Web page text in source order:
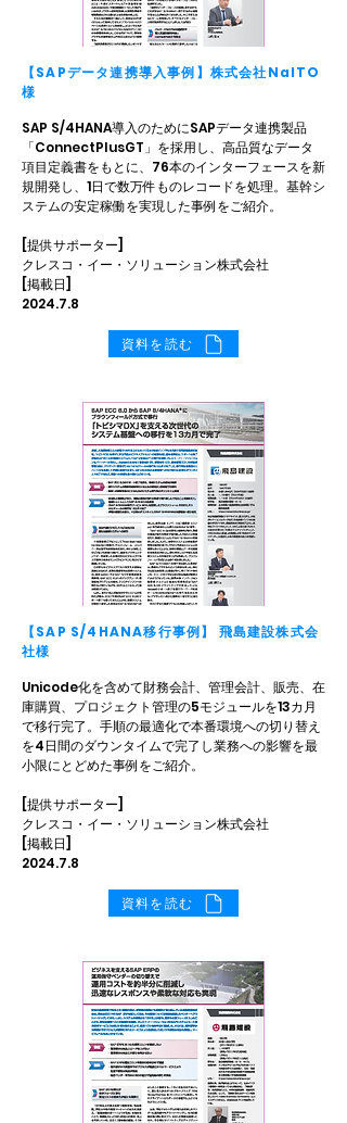
【SAPデータ連携導入事例】株式会社NaITO
様
SAP S/4HANA導入のためにSAPデータ連携製品
「ConnectPlusGT」を採用し、高品質なデータ
項目定義書をもとに、76本のインターフェースを新
規開発し、1日で数万件ものレコードを処理。基幹シ
ステムの安定稼働を実現した事例をご紹介。
[提供サポーター]
クレスコ・イー・ソリューション株式会社
[掲載日]
2024.7.8
資料を読む
【SAP S/4HANA移行事例】 飛島建設株式会
社様
Unicode化を含めて財務会計、管理会計、販売、在
庫購買、プロジェクト管理の5モジュールを13カ月
で移行完了。手順の最適化で本番環境への切り替え
を4日間のダウンタイムで完了し業務への影響を最
小限にとどめた事例をご紹介。
[提供サポーター]
クレスコ・イー・ソリューション株式会社
[掲載日]
2024.7.8
資料を読む